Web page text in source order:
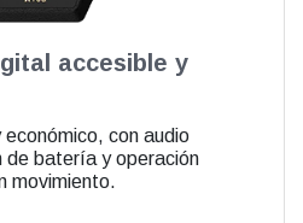
accesible y
con audio
de batería y operación
movimiento.